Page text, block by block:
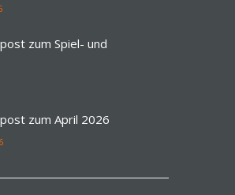
zum Spiel- und
zum April 2026